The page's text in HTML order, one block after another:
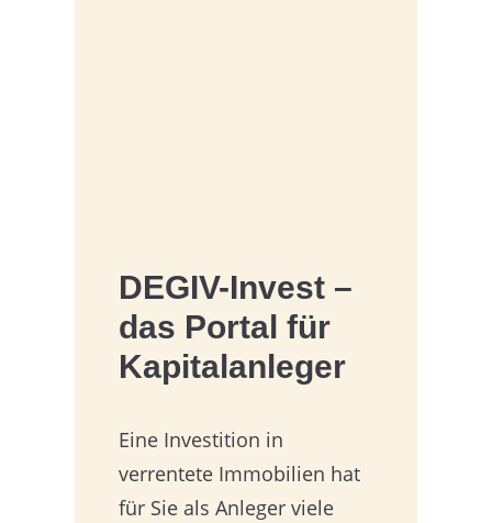
DEGIV-Invest –
das Portal für
Kapitalanleger
Eine Investition in
verrentete Immobilien hat
für Sie als Anleger viele